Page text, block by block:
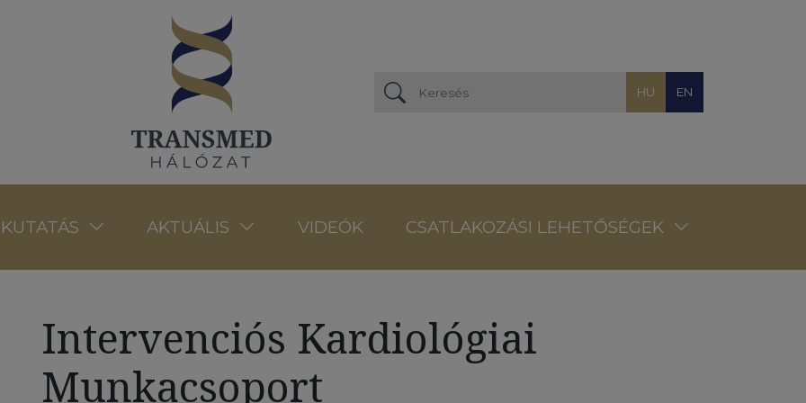
HU EN
KUTATÁS AKTUÁLIS VIDEÓK CSATLAKOZÁSI LEHETŐSÉGEK
Intervenciós Kardiológiai
Munkacsoport